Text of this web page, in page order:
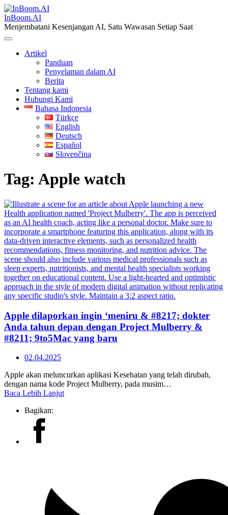
Skip
to
content
InBoom.AI
Menjembatani Kesenjangan AI, Satu Wawasan Setiap Saat
Artikel
Panduan
Penyelaman dalam AI
Berita
Tentang kami
Hubungi Kami
Bahasa Indonesia
Türkçe
English
Deutsch
Español
Slovenčina
Tag: Apple watch
Apple dilaporkan ingin ‘meniru & #8217; dokter
Anda tahun depan dengan Project Mulberry &
#8211; 9to5Mac yang baru
02.04.2025
Apple akan meluncurkan aplikasi Kesehatan yang telah dirubah,
dengan nama kode Project Mulberry, pada musim…
Baca Lebih Lanjut
Bagikan: